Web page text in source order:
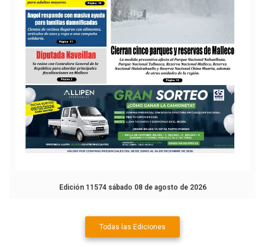
Edición 11574 sábado 08 de agosto de 2026
Todas las Ediciones